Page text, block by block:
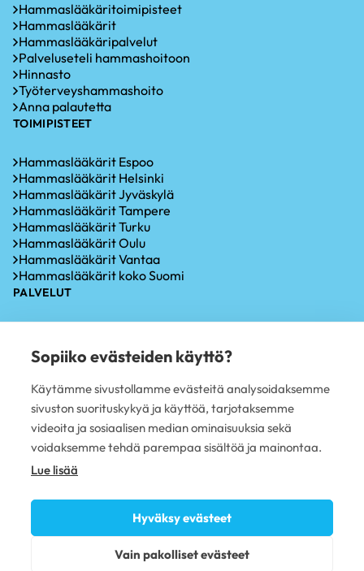
Hammaslääkäritoimipisteet
Hammaslääkärit
Hammaslääkäripalvelut
Palveluseteli hammashoitoon
Hinnasto
Työterveyshammashoito
Anna palautetta
TOIMIPISTEET
Hammaslääkärit Espoo
Hammaslääkärit Helsinki
Hammaslääkärit Jyväskylä
Hammaslääkärit Tampere
Hammaslääkärit Turku
Hammaslääkärit Oulu
Hammaslääkärit Vantaa
Hammaslääkärit koko Suomi
PALVELUT
Iensairauksien hoito
Hammaskiven poisto
Oikomishoito
Hammasimplantti
Hampaiden paikkaus
Hampaan poisto
Avoimet työpaikat
Tietosuojaseloste
Evästekäytännöt
Sopiiko evästeiden käyttö?
Käytämme sivustollamme evästeitä analysoidaksemme
sivuston suorituskykyä ja käyttöä, tarjotaksemme
videoita ja sosiaalisen median ominaisuuksia sekä
voidaksemme tehdä parempaa sisältöä ja mainontaa.
Lue lisää
Hyväksy evästeet
Vain pakolliset evästeet